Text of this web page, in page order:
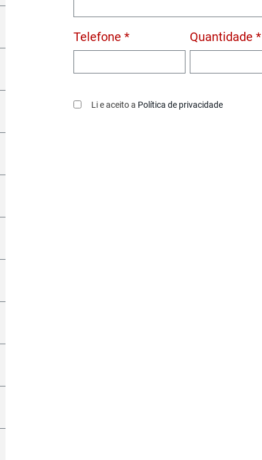
Telefone * Quantidade *
Li e aceito a Política de privacidade